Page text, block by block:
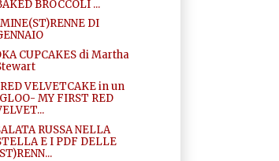
BROCCOLI ...
DI
CUPCAKES di Martha
VELVETCAKE in un
MY FIRST RED
RUSSA NELLA
E I PDF DELLE